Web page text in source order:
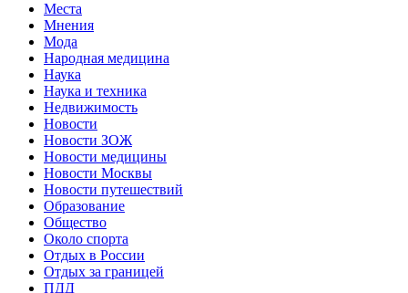
Места
Мнения
Мода
Народная медицина
Наука
Наука и техника
Недвижимость
Новости
Новости ЗОЖ
Новости медицины
Новости Москвы
Новости путешествий
Образование
Общество
Около спорта
Отдых в России
Отдых за границей
ПДД